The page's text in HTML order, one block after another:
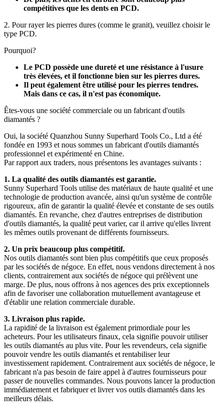
compétitives que les dents en PCD.
2. Pour rayer les pierres dures (comme le granit), veuillez choisir le
type PCD.
Pourquoi?
Le PCD possède une dureté et une résistance à l'usure
très élevées, et il fonctionne bien sur les pierres dures.
Il peut également être utilisé pour les pierres tendres.
Mais dans ce cas, il n'est pas économique.
Êtes-vous une société commerciale ou un fabricant d'outils
diamantés ?
Oui, la société Quanzhou Sunny Superhard Tools Co., Ltd a été
fondée en 1993 et ​​nous sommes un fabricant d'outils diamantés
professionnel et expérimenté en Chine.
Par rapport aux traders, nous présentons les avantages suivants :
1. La qualité des outils diamantés est garantie.
Sunny Superhard Tools utilise des matériaux de haute qualité et une
technologie de production avancée, ainsi qu'un système de contrôle
rigoureux, afin de garantir la qualité élevée et constante de ses outils
diamantés. En revanche, chez d'autres entreprises de distribution
d'outils diamantés, la qualité peut varier, car il arrive qu'elles livrent
les mêmes outils provenant de différents fournisseurs.
2. Un prix beaucoup plus compétitif.
Nos outils diamantés sont bien plus compétitifs que ceux proposés
par les sociétés de négoce. En effet, nous vendons directement à nos
clients, contrairement aux sociétés de négoce qui prélèvent une
marge. De plus, nous offrons à nos agences des prix exceptionnels
afin de favoriser une collaboration mutuellement avantageuse et
d'établir une relation commerciale durable.
3. Livraison plus rapide.
La rapidité de la livraison est également primordiale pour les
acheteurs. Pour les utilisateurs finaux, cela signifie pouvoir utiliser
les outils diamantés au plus vite. Pour les revendeurs, cela signifie
pouvoir vendre les outils diamantés et rentabiliser leur
investissement rapidement. Contrairement aux sociétés de négoce, le
fabricant n'a pas besoin de faire appel à d'autres fournisseurs pour
passer de nouvelles commandes. Nous pouvons lancer la production
immédiatement et fabriquer et livrer vos outils diamantés dans les
meilleurs délais.